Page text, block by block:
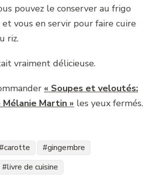
pouvez le conserver au frigo
vous en servir pour faire cuire
riz.
vraiment délicieuse.
« Soupes et veloutés:
Mélanie Martin » les yeux fermés.
carotte
gingembre
livre de cuisine